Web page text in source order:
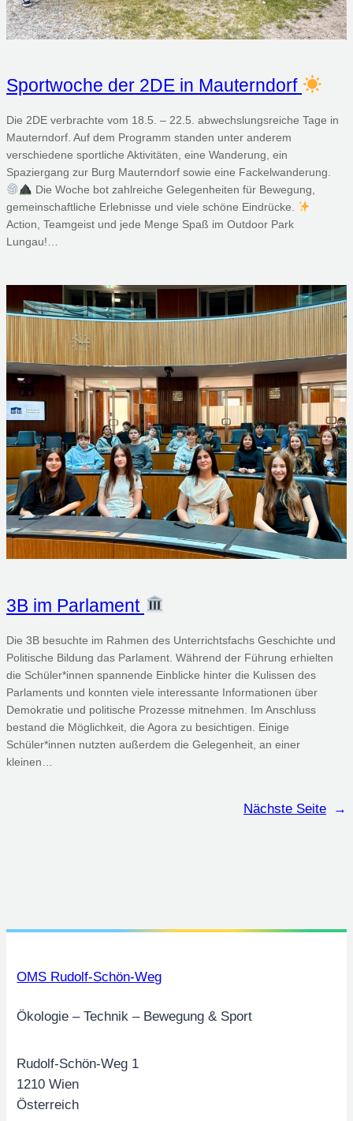
Sportwoche der 2DE in Mauterndorf
Die 2DE verbrachte vom 18.5. – 22.5. abwechslungsreiche Tage in
Mauterndorf. Auf dem Programm standen unter anderem
verschiedene sportliche Aktivitäten, eine Wanderung, ein
Spaziergang zur Burg Mauterndorf sowie eine Fackelwanderung.
Die Woche bot zahlreiche Gelegenheiten für Bewegung,
gemeinschaftliche Erlebnisse und viele schöne Eindrücke.
Action, Teamgeist und jede Menge Spaß im Outdoor Park
Lungau!…
3B im Parlament
Die 3B besuchte im Rahmen des Unterrichtsfachs Geschichte und
Politische Bildung das Parlament. Während der Führung erhielten
die Schüler*innen spannende Einblicke hinter die Kulissen des
Parlaments und konnten viele interessante Informationen über
Demokratie und politische Prozesse mitnehmen. Im Anschluss
bestand die Möglichkeit, die Agora zu besichtigen. Einige
Schüler*innen nutzten außerdem die Gelegenheit, an einer
kleinen…
Nächste Seite →
OMS Rudolf-Schön-Weg
Ökologie – Technik – Bewegung & Sport
Rudolf-Schön-Weg 1
1210 Wien
Österreich